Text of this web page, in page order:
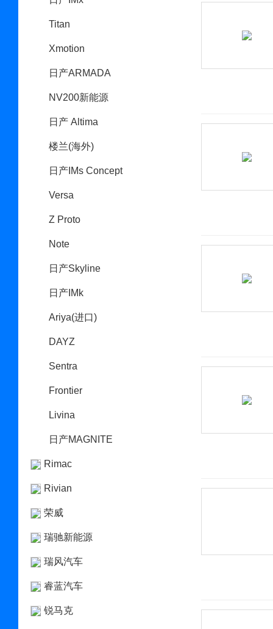
Titan
Xmotion
日产ARMADA
NV200新能源
日产 Altima
楼兰(海外)
日产IMs Concept
Versa
Z Proto
Note
日产Skyline
日产IMk
Ariya(进口)
DAYZ
Sentra
Frontier
Livina
日产MAGNITE
Rimac
Rivian
荣威
瑞驰新能源
瑞风汽车
睿蓝汽车
锐马克